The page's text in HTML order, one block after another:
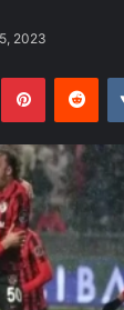
2023
Pinterest